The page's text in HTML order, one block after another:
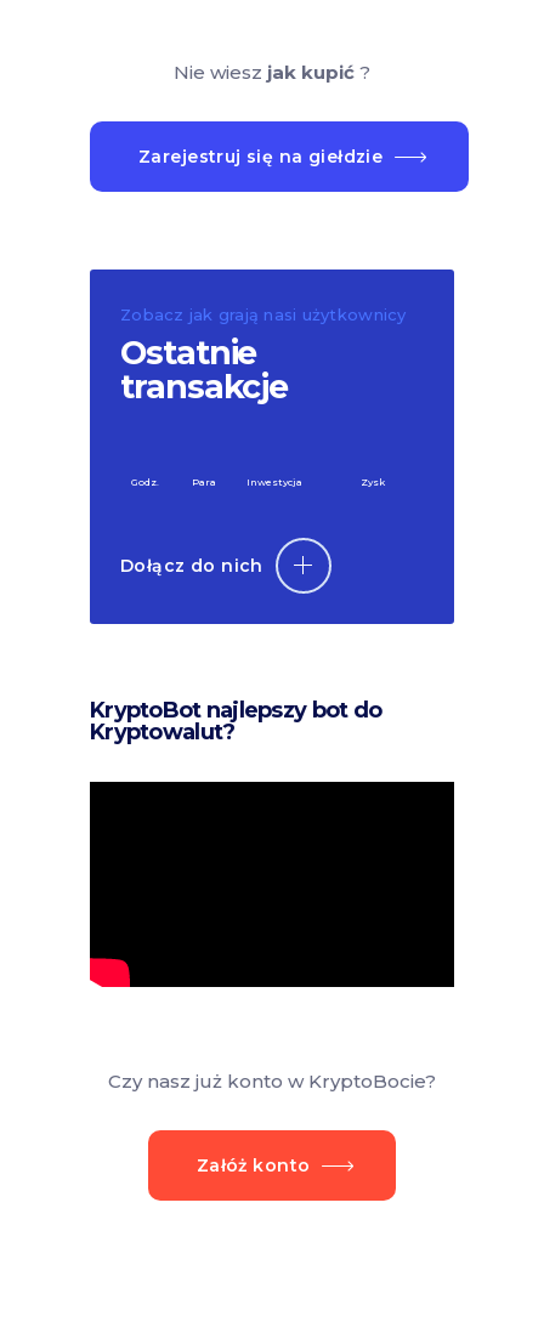
Nie wiesz jak kupić?
Zarejestruj się na giełdzie
Zobacz jak grają nasi użytkownicy
Ostatnie
transakcje
Godz. Para Inwestycja Zysk
Dołącz do nich
KryptoBot najlepszy bot do
Kryptowalut?
Czy nasz już konto w KryptoBocie?
Załóż konto